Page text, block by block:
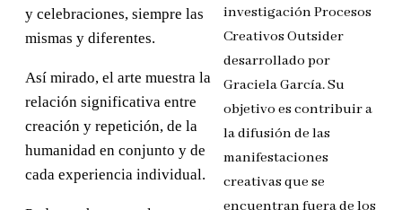
y celebraciones, siempre las
mismas y diferentes.
Así mirado, el arte muestra la
relación significativa entre
creación y repetición, de la
humanidad en conjunto y de
cada experiencia individual.
investigación Procesos
Creativos Outsider
desarrollado por
Graciela García. Su
objetivo es contribuir a
la difusión de las
manifestaciones
creativas que se
encuentran fuera de los